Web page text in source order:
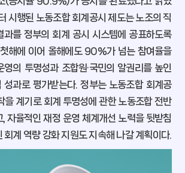
시행된 노동조합 회계공시 제도는 노조의 직
과를 정부의 회계 공시 시스템에 공표하도록
해에 이어 올해에도 90%가 넘는 참여율을
영의 투명성과 조합원·국민의 알권리를 높인
성과로 평가받는다. 정부는 노동조합 회계공
을 계기로 회계 투명성에 관한 노동조합 전반
자율적인 재정 운영 체계개선 노력을 뒷받침
회계 역량 강화 지원도 지속해 나갈 계획이다.